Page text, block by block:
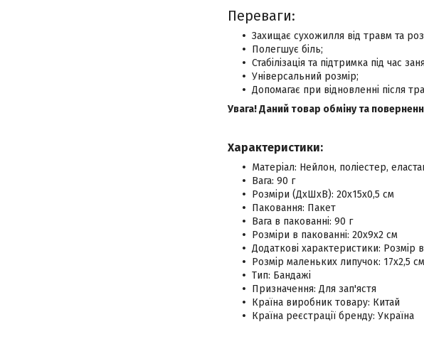
Переваги:
Захищає сухожилля від травм та
Полегшує біль;
Стабілізація та підтримка під час
Універсальний розмір;
Допомагає при відновленні після
Увага! Даний товар обміну та
Характеристики:
Матеріал: Нейлон, поліестер,
Вага: 90 г
Розміри (ДхШхВ): 20х15х0,5 см
Паковання: Пакет
Вага в пакованні: 90 г
Розміри в пакованні: 20х9х2 см
Додаткові характеристики: Розмір
Розмір маленьких липучок: 17х2,5 см
Тип: Бандажі
Призначення: Для зап'ястя
Країна виробник товару: Китай
Країна реєстрації бренду: Україна